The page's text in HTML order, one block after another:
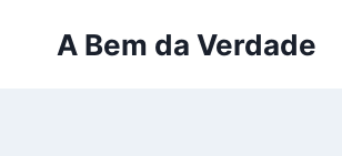
A Bem da Verdade